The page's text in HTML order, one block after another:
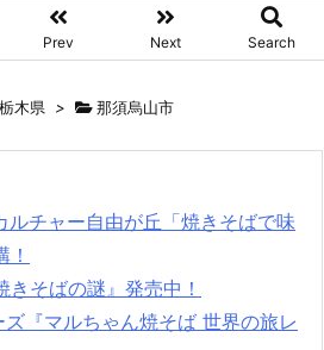
Prev Next Search
栃木県 > 那須烏山市
ルチャー自由が丘「焼きそばで味
そばの謎』発売中！
『マルちゃん焼そば 世界の旅レ